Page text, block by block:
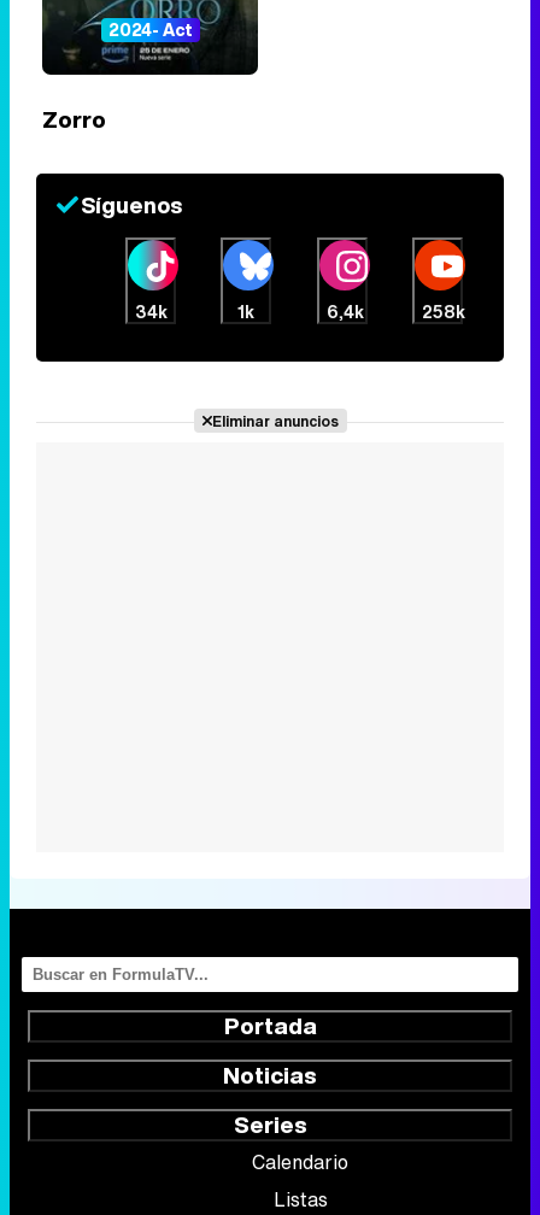
2024- Act
Zorro
Síguenos
34k 1k 6,4k 258k
Eliminar anuncios
Portada
Noticias
Series
Calendario
Listas